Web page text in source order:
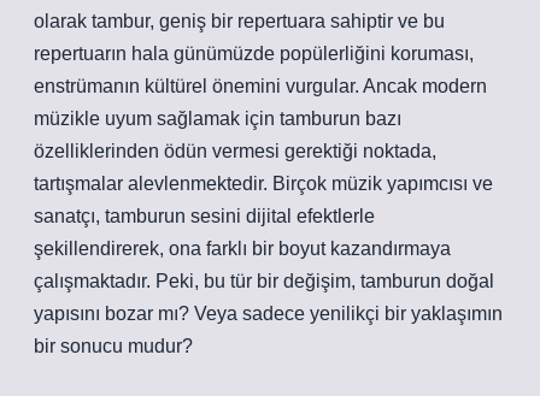
olarak tambur, geniş bir repertuara sahiptir ve bu
repertuarın hala günümüzde popülerliğini koruması,
enstrümanın kültürel önemini vurgular. Ancak modern
müzikle uyum sağlamak için tamburun bazı
özelliklerinden ödün vermesi gerektiği noktada,
tartışmalar alevlenmektedir. Birçok müzik yapımcısı ve
sanatçı, tamburun sesini dijital efektlerle
şekillendirerek, ona farklı bir boyut kazandırmaya
çalışmaktadır. Peki, bu tür bir değişim, tamburun doğal
yapısını bozar mı? Veya sadece yenilikçi bir yaklaşımın
bir sonucu mudur?